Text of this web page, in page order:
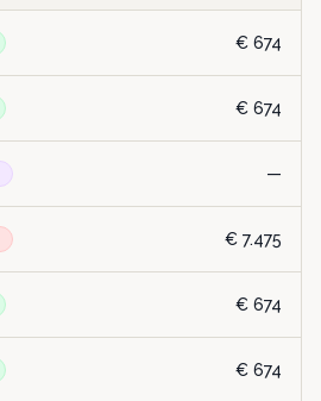
€ 674
€ 674
—
€ 7.475
€ 674
€ 674